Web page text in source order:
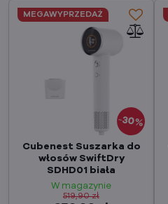
30%
MEGAWYPRZEDAŻ
Cubenest Suszarka do
włosów SwiftDry
SDHD01 biała
W magazynie
519,90 zł